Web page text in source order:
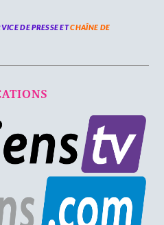
DE PRESSE ETCHAÎNE DE